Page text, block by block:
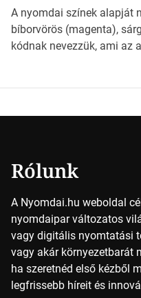
téged, hogy jobban
érdemes választanod a
papírméretek világába A
A nyomdai színek alapját
bíborvörös (magenta),
kódnak nevezzük, ami az
Rólunk
A Nyomdai.hu weboldal
nyomdaipar változatos
vagy digitális nyomtatási
vagy akár környezetbarát
ha szeretnéd első kézből
legfrissebb híreit és